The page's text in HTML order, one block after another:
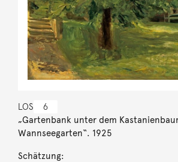
LOS 6
„Gartenbank unter dem
Wannseegarten“. 1925
Schätzung: